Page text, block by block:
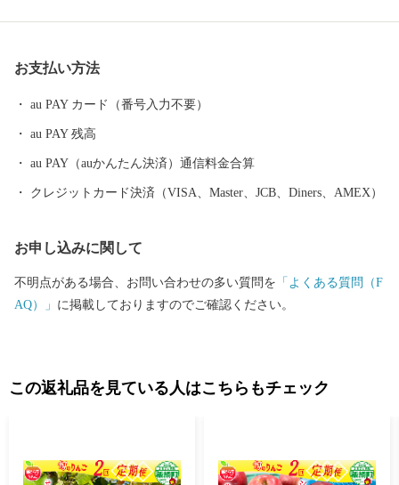
ど果樹の一大産地として発展してきました。 大自然に囲まれ四
お支払い方法
au PAY カード（番号入力不要）
au PAY 残高
au PAY（auかんたん決済）通信料金合算
クレジットカード決済（VISA、Master、JCB、Diners、AMEX）
お申し込みに関して
不明点がある場合、お問い合わせの多い質問を 「よくある質問（F
AQ）」 に掲載しておりますのでご確認ください。
この返礼品を見ている人はこちらもチェック